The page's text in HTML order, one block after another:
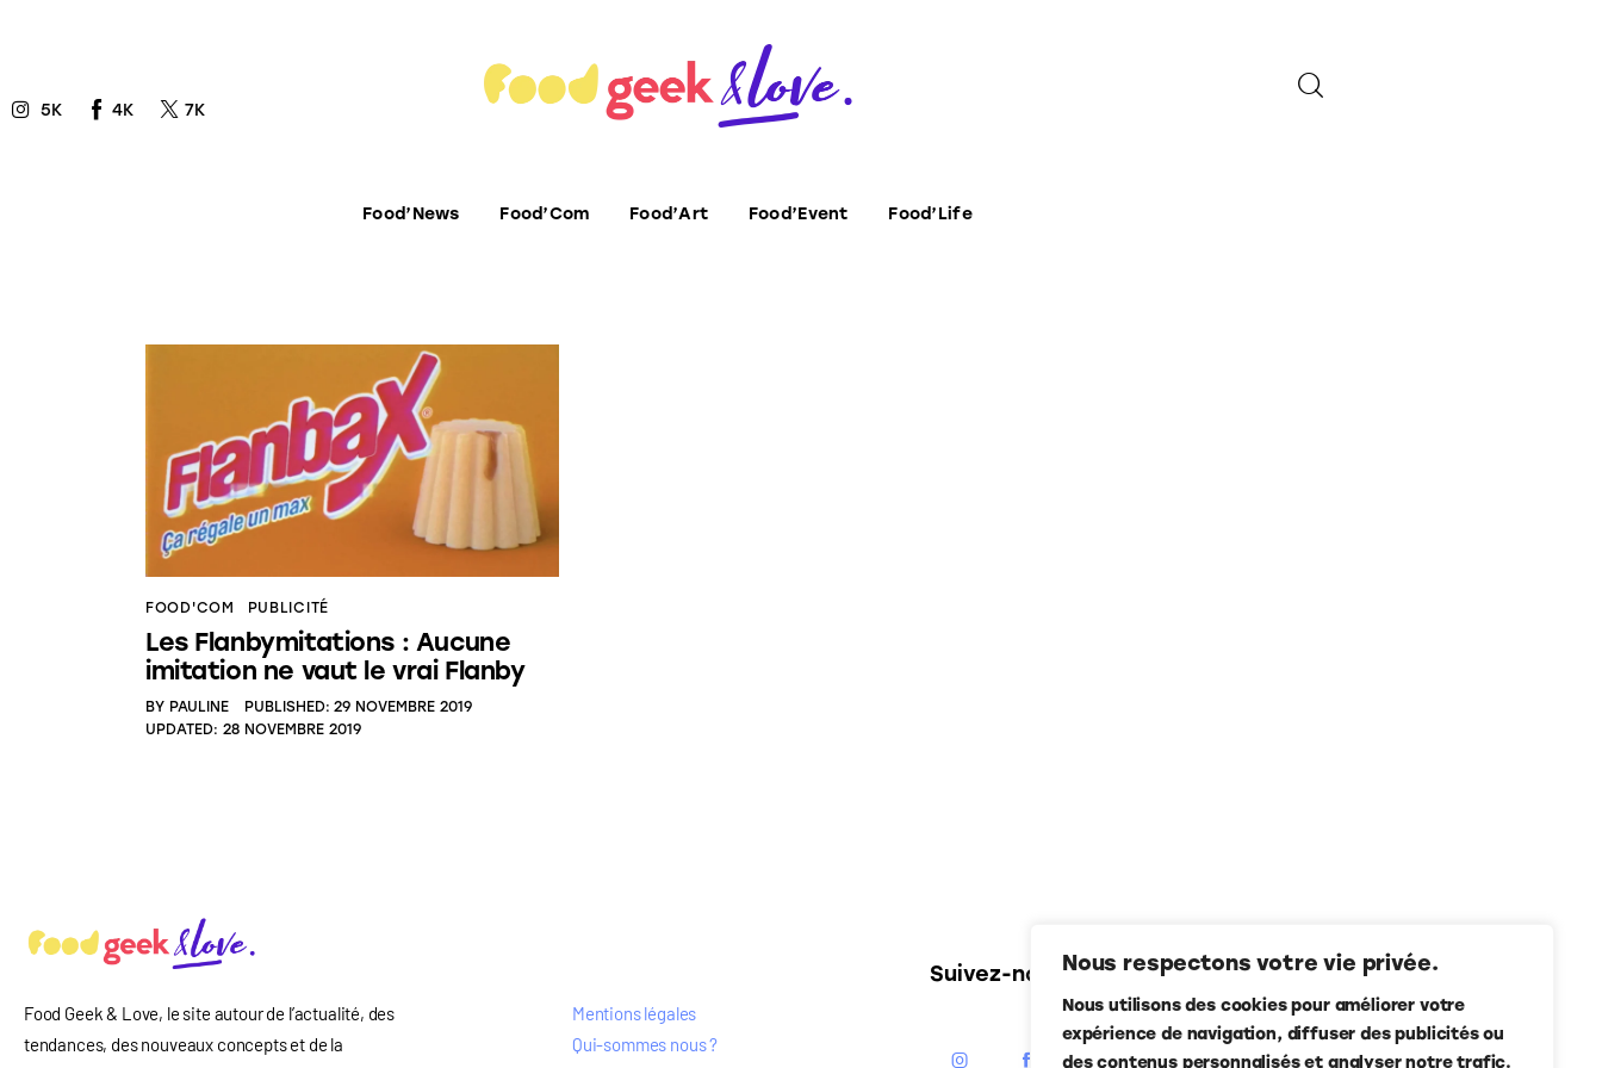
Nous respectons votre vie privée.
Nous utilisons des cookies pour améliorer votre
expérience de navigation, diffuser des publicités ou
des contenus personnalisés et analyser notre trafic.
5K 4K 7K
Food’News Food’Com Food’Art Food’Event Food’Life
FOOD'COM PUBLICITÉ
Les Flanbymitations : Aucune
imitation ne vaut le vrai Flanby
BY PAULINE PUBLISHED: 29 NOVEMBRE 2019
UPDATED: 28 NOVEMBRE 2019
Food Geek & Love, le site autour de l’actualité, des
tendances, des nouveaux concepts et de la
Mentions légales
Qui-sommes nous ?
Suivez-nous